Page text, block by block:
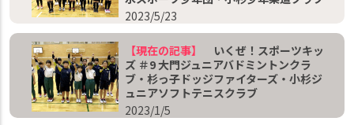
2023/5/23
【現在の記事】
いくぜ！スポーツキッ
ズ ＃9 大門ジュニアバドミントンクラ
ブ・杉っ子ドッジファイターズ・小杉ジ
ュニアソフトテニスクラブ
2023/1/5